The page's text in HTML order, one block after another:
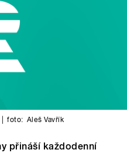
foto: Aleš Vavřík
přináší každodenní